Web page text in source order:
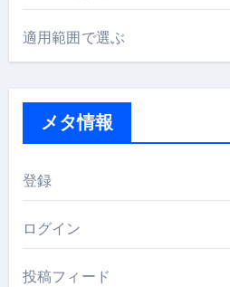
適用範囲で選ぶ
メタ情報
登録
ログイン
投稿フィード